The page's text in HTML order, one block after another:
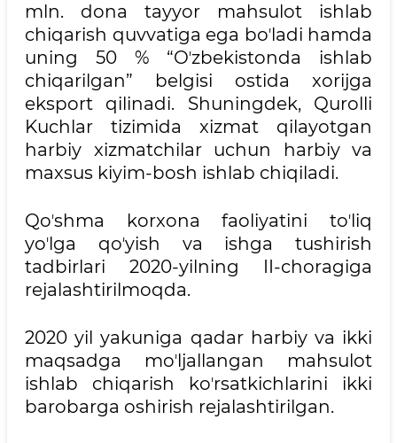
mln. dona tayyor mahsulot ishlab
chiqarish quvvatiga ega boʼladi hamda
uning 50 % “Oʼzbekistonda ishlab
chiqarilgan” belgisi ostida xorijga
eksport qilinadi. Shuningdek, Qurolli
Kuchlar tizimida xizmat qilayotgan
harbiy xizmatchilar uchun harbiy va
maxsus kiyim-bosh ishlab chiqiladi.
Qoʼshma korxona faoliyatini toʼliq
yoʼlga qoʼyish va ishga tushirish
tadbirlari 2020-yilning II-choragiga
rejalashtirilmoqda.
2020 yil yakuniga qadar harbiy va ikki
maqsadga moʼljallangan mahsulot
ishlab chiqarish koʼrsatkichlarini ikki
barobarga oshirish rejalashtirilgan.